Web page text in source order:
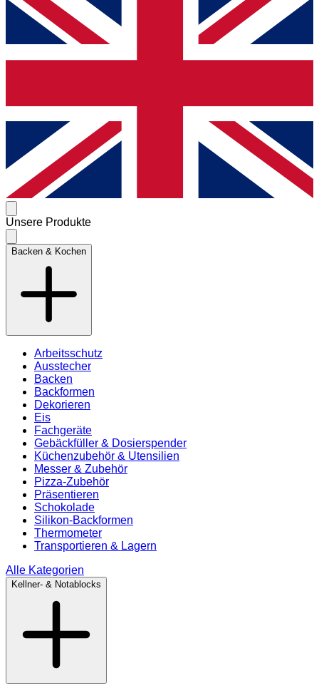
Unsere Produkte
Backen & Kochen
Arbeitsschutz
Ausstecher
Backen
Backformen
Dekorieren
Eis
Fachgeräte
Gebäckfüller & Dosierspender
Küchenzubehör & Utensilien
Messer & Zubehör
Pizza-Zubehör
Präsentieren
Schokolade
Silikon-Backformen
Thermometer
Transportieren & Lagern
Alle Kategorien
Kellner- & Notablocks